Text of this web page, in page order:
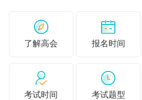
组委会办公室设在财政厅会计处，具
施工作。
（一）比赛内容。
了解高会 报名时间
考试时间 考试题型